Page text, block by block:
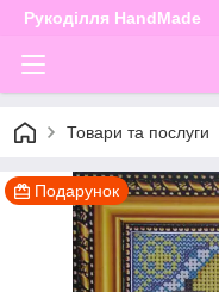
Рукоділля HandMade
Товари та послуги
Подарунок